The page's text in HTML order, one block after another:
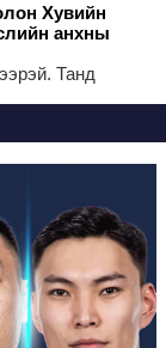
Хувийн
анхны
Танд